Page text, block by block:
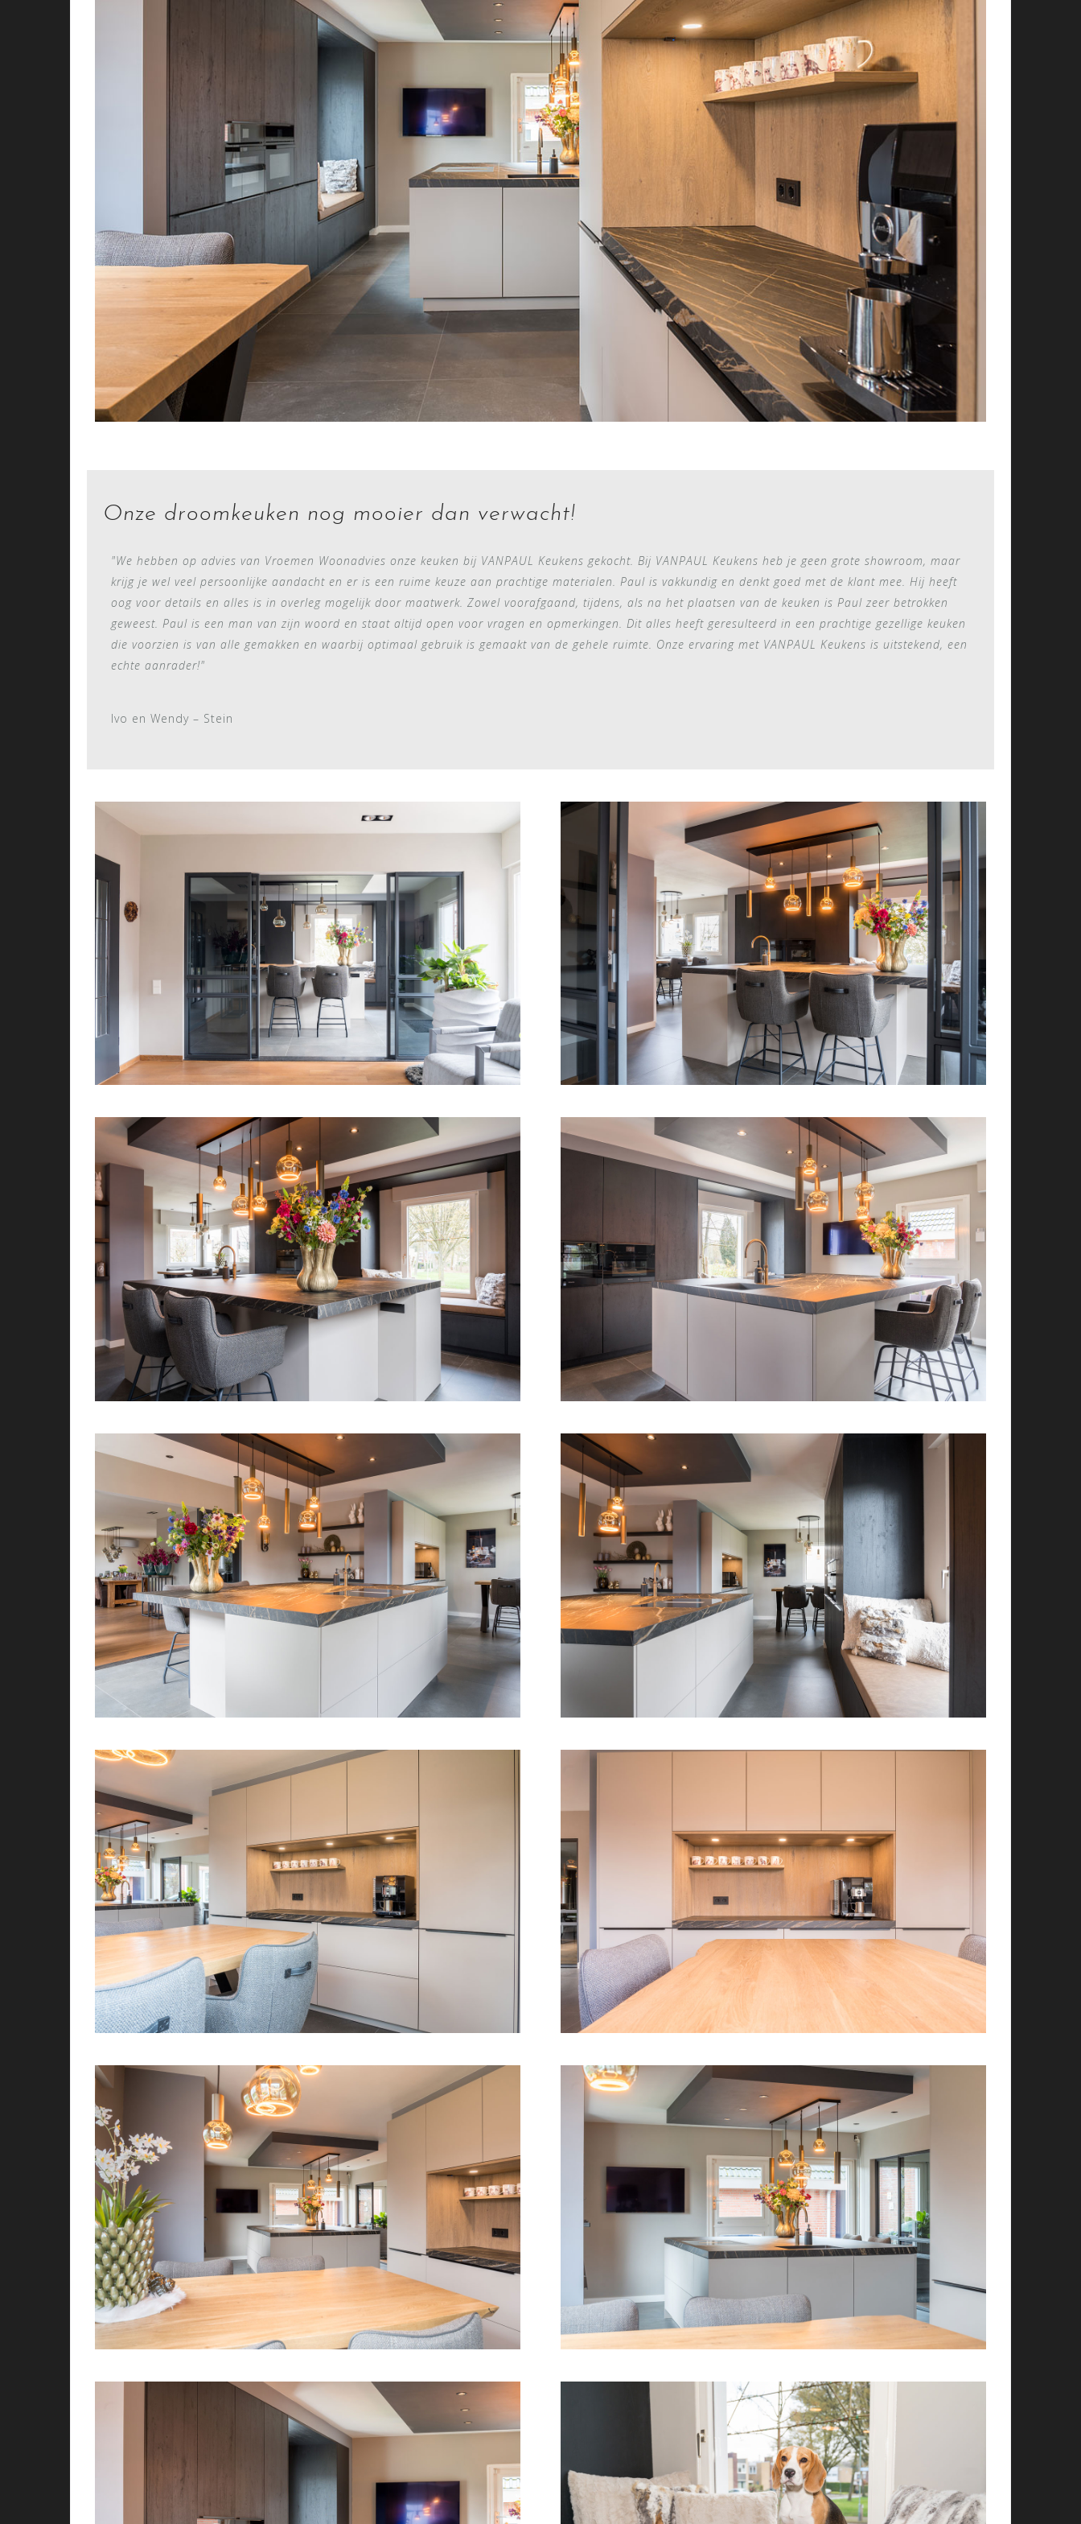
Onze droomkeuken nog mooier dan verwacht!
"We hebben op advies van Vroemen Woonadvies onze keuken bij VANPAUL Keukens gekocht. Bij VANPAUL Keukens heb je geen grote showroom, maar
krijg je wel veel persoonlijke aandacht en er is een ruime keuze aan prachtige materialen. Paul is vakkundig en denkt goed met de klant mee. Hij heeft
oog voor details en alles is in overleg mogelijk door maatwerk. Zowel voorafgaand, tijdens, als na het plaatsen van de keuken is Paul zeer betrokken
geweest. Paul is een man van zijn woord en staat altijd open voor vragen en opmerkingen. Dit alles heeft geresulteerd in een prachtige gezellige keuken
die voorzien is van alle gemakken en waarbij optimaal gebruik is gemaakt van de gehele ruimte. Onze ervaring met VANPAUL Keukens is uitstekend, een
echte aanrader!"
Ivo en Wendy – Stein